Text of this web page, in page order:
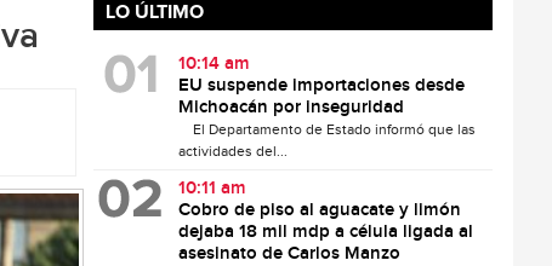
LO ÚLTIMO
10:14 am
EU suspende importaciones desde
Michoacán por inseguridad
El Departamento de Estado informó que las
actividades del...
10:11 am
Cobro de piso al aguacate y limón
dejaba 18 mil mdp a célula ligada al
asesinato de Carlos Manzo